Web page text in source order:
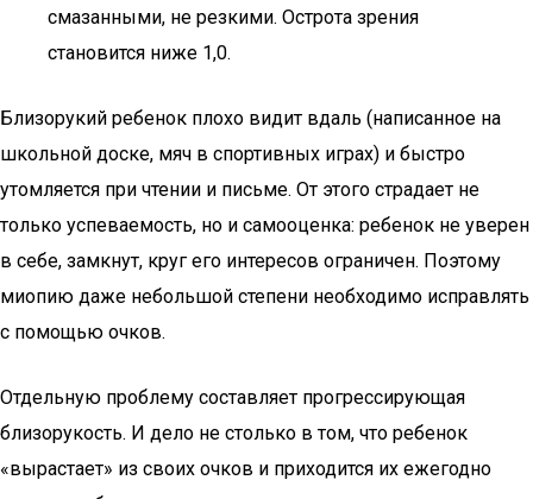
смазанными, не резкими. Острота зрения
становится ниже 1,0.
Близорукий ребенок плохо видит вдаль (написанное на
школьной доске, мяч в спортивных играх) и быстро
утомляется при чтении и письме. От этого страдает не
только успеваемость, но и самооценка: ребенок не уверен
в себе, замкнут, круг его интересов ограничен. Поэтому
миопию даже небольшой степени необходимо исправлять
с помощью очков.
Отдельную проблему составляет прогрессирующая
близорукость. И дело не столько в том, что ребенок
«вырастает» из своих очков и приходится их ежегодно